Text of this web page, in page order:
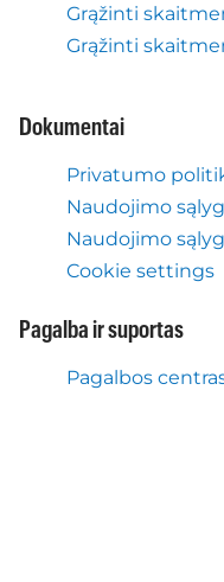
Grąžinti
Grąžinti
Dokumentai
Privatumo
Naudojimo
Naudojimo
Cookie settings
Pagalba ir suportas
Pagalbos